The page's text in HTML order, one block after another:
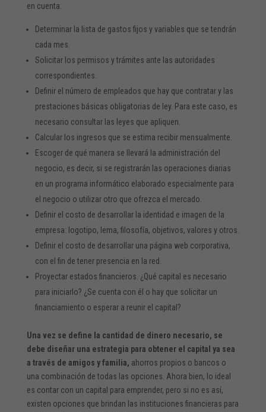
en cuenta:
Determinar la lista de gastos fijos y variables que se tendrán
cada mes.
Solicitar los permisos y trámites ante las autoridades
correspondientes.
Definir el número de empleados que hay que contratar y las
prestaciones básicas obligatorias de ley. Para este caso, es
necesario consultar las leyes que apliquen.
Calcular los ingresos que se estima recibir mensualmente.
Escoger de qué manera se llevará la administración del
negocio, es decir, si se registrarán las operaciones diarias
en un programa informático elaborado especialmente para
el negocio o utilizar otro que ofrezca el mercado.
Definir el costo de desarrollar la identidad e imagen de la
empresa: logotipo, lema, filosofía, objetivos, valores y otros.
Definir el costo de desarrollar una página web corporativa,
con el fin de tener presencia en la red.
Proyectar estados financieros. ¿Qué capital es necesario
para iniciarlo? ¿Se cuenta con él o hay que solicitar un
financiamiento o esperar a reunir el capital?
Una vez se define la cantidad de dinero necesario, se
debe diseñar una estrategia para obtener el capital ya sea
a través de amigos y familia, ahorros propios o bancos o
una combinación de todas las opciones. Ahora bien, lo ideal
es contar con un capital para emprender, pero si no es así,
existen opciones que brindan las instituciones financieras para